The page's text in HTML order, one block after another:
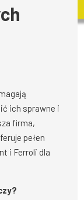
ich sprawne i
firma,
pełen
i Ferroli dla